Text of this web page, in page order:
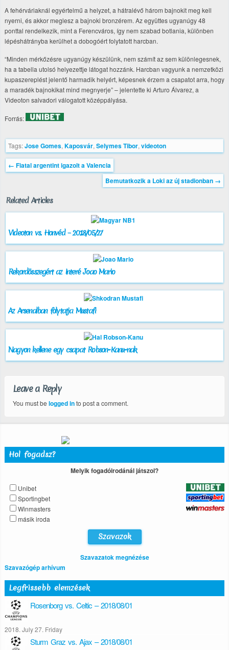
A fehérváriaknál egyértelmű a helyzet, a hátralévő három bajnokit meg kell
nyerni, és akkor meglesz a bajnoki bronzérem. Az együttes ugyanúgy 48
ponttal rendelkezik, mint a Ferencváros, így nem szabad botlania, különben
lépéshátrányba kerülhet a dobogóért folytatott harcban.
“Minden mérkőzésre ugyanúgy készülünk, nem számít az sem különlegesnek,
ha a tabella utolsó helyezettje látogat hozzánk. Harcban vagyunk a nemzetközi
kupaszereplést jelentő harmadik helyért, képesnek érzem a csapatot arra, hogy
a maradék bajnokikat mind megnyerje” – jelentette ki Arturo Álvarez, a
Videoton salvadori válogatott középpályása.
Forrás:
Tags:Jose Gomes, Kaposvár, Selymes Tibor, videoton
← Fiatal argentint igazolt a Valencia
Bemutatkozik a Loki az új stadionban →
Related Articles
Videoton vs. Honvéd – 2018/05/27
Rekordösszegért az Interé Joao Mario
Az Arsenalban folytatja Mustafi
Nagyon kellene egy csapat Robson-Kanu-nak
Leave a Reply
You must be logged into post a comment.
Hol fogadsz?
Melyik fogadóirodánál játszol?
Unibet
Sportingbet
Winmasters
másik iroda
Szavazatok megnézése
Szavazógép arhívum
Legfrissebb elemzések
Rosenborg vs. Celtic – 2018/08/01
2018. July 27. Friday
Sturm Graz vs. Ajax – 2018/08/01